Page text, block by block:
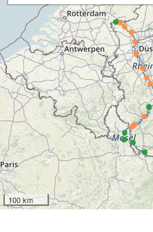
100 km